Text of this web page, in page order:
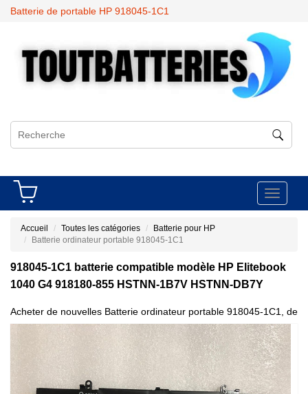
Batterie de portable HP 918045-1C1
Toggle
Accueil Toutes les catégories
Batterie pour HP
Batterie ordinateur portable 918045-1C1
918045-1C1 batterie compatible modèle HP Elitebook
1040 G4 918180-855 HSTNN-1B7V HSTNN-DB7Y
Acheter de nouvelles Batterie ordinateur portable 918045-1C1, de
haute qualité et à bas prix!